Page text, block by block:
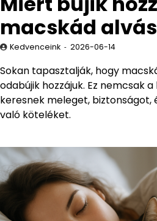
macskád
Kedvenceink 2026-06-14
Sokan tapasztalják, hogy
odabújik hozzájuk. Ez nemcsak
keresnek meleget, biztonságot,
való köteléket.